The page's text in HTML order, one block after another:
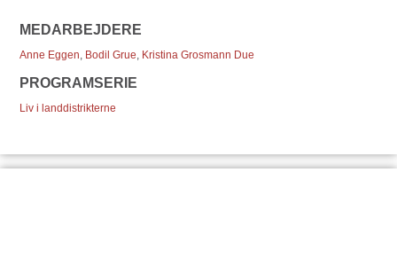
MEDARBEJDERE
Anne Eggen, Bodil Grue, Kristina Grosmann Due
PROGRAMSERIE
Liv i landdistrikterne